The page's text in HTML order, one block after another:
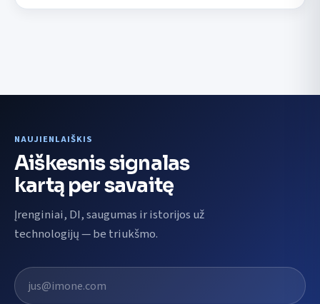
NAUJIENLAIŠKIS
Aiškesnis signalas
kartą per savaitę
Įrenginiai, DI, saugumas ir istorijos už
technologijų — be triukšmo.
El. pašto adresas